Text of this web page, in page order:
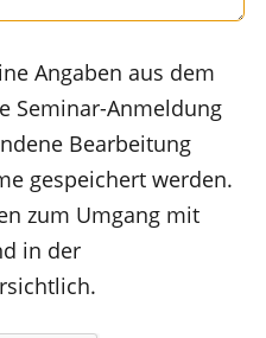
Angaben aus dem
Seminar-Anmeldung
Bearbeitung
gespeichert werden.
zum Umgang mit
in der